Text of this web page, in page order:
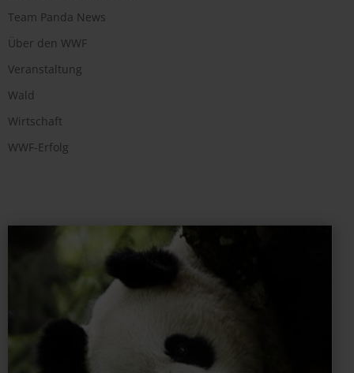
Team Panda News
Über den WWF
Veranstaltung
Wald
Wirtschaft
WWF-Erfolg